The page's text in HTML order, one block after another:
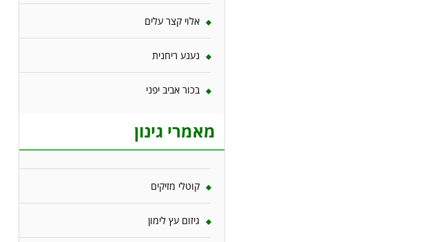
אלוי קצר עלים
נענע ריחנית
בכור אביב יפני
מאמרי גינון
קוטלי מזיקים
גיזום עץ לימון